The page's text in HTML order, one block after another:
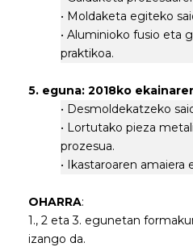
• Moldaketa egiteko
• Aluminioko fusio eta
praktikoa.
5. eguna: 2018ko
• Desmoldekatzeko
• Lortutako pieza
prozesua.
• Ikastaroaren
OHARRA:
1., 2 eta 3. egunetan
izango da.